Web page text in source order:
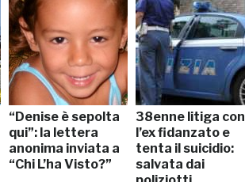
“Denise è sepolta
qui”: la lettera
anonima inviata a
“Chi L’ha Visto?”
38enne litiga con
l’ex fidanzato e
tenta il suicidio:
salvata dai